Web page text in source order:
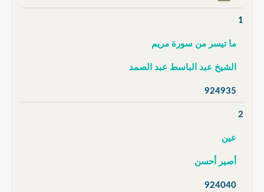
1
ما تيسر من سورة مريم
الشيخ عبد الباسط عبد الصمد
924935
2
عين
أصير أحسن
924040